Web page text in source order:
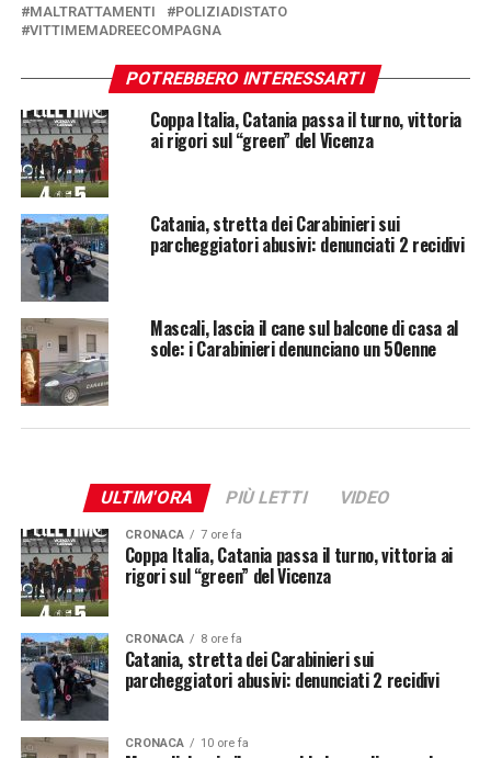
MALTRATTAMENTI
POLIZIADISTATO
VITTIMEMADREECOMPAGNA
POTREBBERO INTERESSARTI
Coppa Italia, Catania passa il turno, vittoria
ai rigori sul “green” del Vicenza
Catania, stretta dei Carabinieri sui
parcheggiatori abusivi: denunciati 2 recidivi
Mascali, lascia il cane sul balcone di casa al
sole: i Carabinieri denunciano un 50enne
ULTIM'ORA PIÙ LETTI VIDEO
CRONACA 7 ore fa
Coppa Italia, Catania passa il turno, vittoria ai
rigori sul “green” del Vicenza
CRONACA 8 ore fa
Catania, stretta dei Carabinieri sui
parcheggiatori abusivi: denunciati 2 recidivi
CRONACA 10 ore fa